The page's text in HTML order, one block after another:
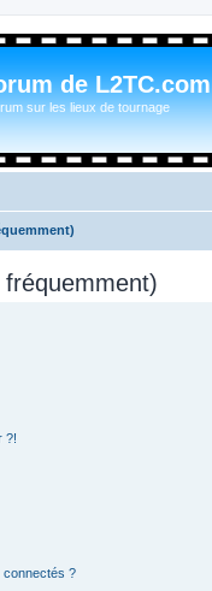
de L2TC.com
sur les lieux de tournage
?!
connectés ?